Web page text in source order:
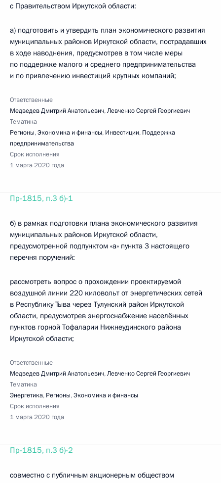
с Правительством Иркутской области:
а) подготовить и утвердить план экономического развития
муниципальных районов Иркутской области, пострадавших
в ходе наводнения, предусмотрев в том числе меры
по поддержке малого и среднего предпринимательства
и по привлечению инвестиций крупных компаний;
Ответственные
Медведев Дмитрий Анатольевич,Левченко Сергей Георгиевич
Тематика
Регионы,Экономика и финансы, Инвестиции, Поддержка
предпринимательства
Срок исполнения
1 марта 2020 года
Пр-1815, п.3 б)-1
б) в рамках подготовки плана экономического развития
муниципальных районов Иркутской области,
предусмотренной подпунктом «а» пункта 3 настоящего
перечня поручений:
рассмотреть вопрос о прохождении проектируемой
воздушной линии 220 киловольт от энергетических сетей
в Республику Тыва через Тулунский район Иркутской
области, предусмотрев энергоснабжение населённых
пунктов горной Тофаларии Нижнеудинского района
Иркутской области;
Ответственные
Медведев Дмитрий Анатольевич,Левченко Сергей Георгиевич
Тематика
Энергетика, Регионы,Экономика и финансы
Срок исполнения
1 марта 2020 года
Пр-1815, п.3 б)-2
совместно с публичным акционерным обществом